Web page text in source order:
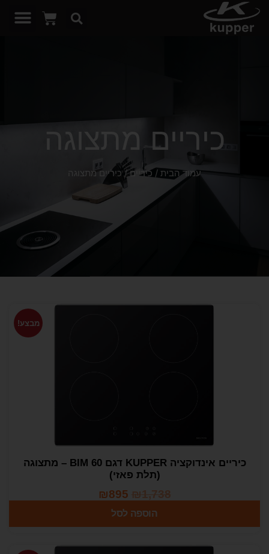
כיריים מתצוגה
עמוד הבית /כיריים/ כיריים מתצוגה
מבצע!
כיריים אינדוקציה KUPPER דגם BIM 60 – מתצוגה
(תלת פאזי)
₪1,738
₪895
הוספה לסל